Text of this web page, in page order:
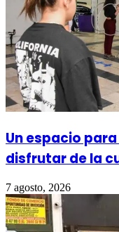
Un espacio
disfrutar de la
7 agosto, 2026